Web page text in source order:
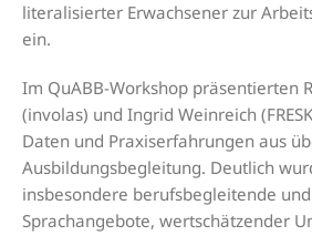
literalisierter Erwachsener zur
ein.
Im QuABB-Workshop präsentierten
(involas) und Ingrid Weinreich
Daten und Praxiserfahrungen aus
Ausbildungsbegleitung. Deutlich
insbesondere berufsbegleitende
Sprachangebote, wertschätzender